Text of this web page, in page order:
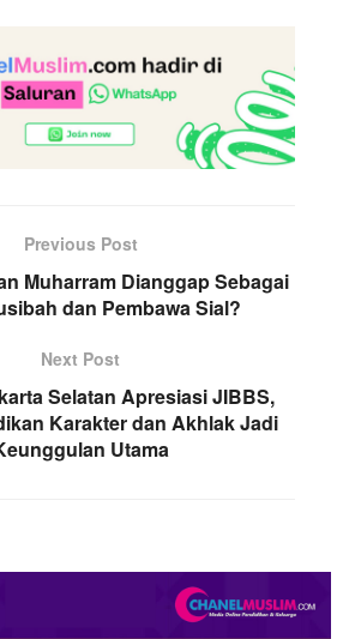
Previous Post
Muharram Dianggap Sebagai
dan Pembawa Sial?
Next Post
Selatan Apresiasi JIBBS,
Karakter dan Akhlak Jadi
Utama